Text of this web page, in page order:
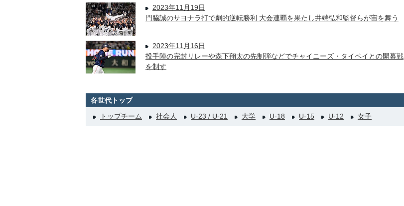
2023年11月19日
門脇誠のサヨナラ打で劇的逆転勝利 大会連覇を果たし井端弘和監督らが宙を舞う
2023年11月16日
投手陣の完封リレーや森下翔太の先制弾などでチャイニーズ・タイペイとの開幕戦
を制す
各世代トップ
トップチーム
社会人 U-23 / U-21 大学 U-18 U-15 U-12 女子